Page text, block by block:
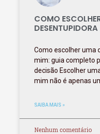
COMO
DESENTUPIDORA
Como escolher uma
mim: guia completo
decisão Escolher
mim não é apenas
SAIBA MAIS »
Nenhum comentário